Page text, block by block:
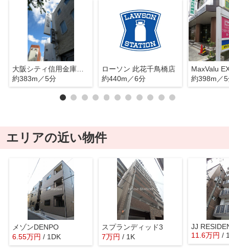
大阪シティ信用金庫西九条支店
約383m／5分
ローソン 此花千鳥橋店
約440m／6分
約398m／
エリアの近い物件
メゾンDENPO
6.55万円 / 1DK
スプランディッド3
7万円 / 1K 11.6万円 /